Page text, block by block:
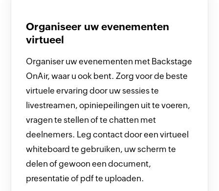
Organiseer uw evenementen
virtueel
Organiser uw evenementen met Backstage
OnAir, waar u ook bent. Zorg voor de beste
virtuele ervaring door uw sessies te
livestreamen, opiniepeilingen uit te voeren,
vragen te stellen of te chatten met
deelnemers. Leg contact door een virtueel
whiteboard te gebruiken, uw scherm te
delen of gewoon een document,
presentatie of pdf te uploaden.